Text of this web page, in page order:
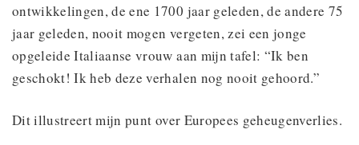
ontwikkelingen, de ene 1700 jaar geleden, de andere 75
jaar geleden, nooit mogen vergeten, zei een jonge
opgeleide Italiaanse vrouw aan mijn tafel: “Ik ben
geschokt! Ik heb deze verhalen nog nooit gehoord.”
Dit illustreert mijn punt over Europees geheugenverlies.